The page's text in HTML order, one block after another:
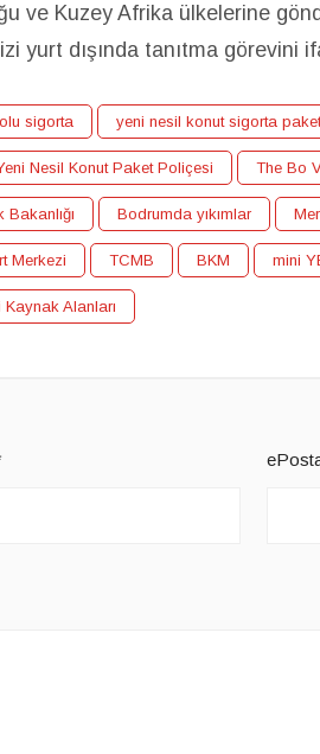
ve Kuzey Afrika ülkelerine
yurt dışında tanıtma görevini
sigorta yeni nesil konut sigorta
Nesil Konut Paket Poliçesi The Bo
Bodrumda yıkımlar
Merkezi TCMB BKM mini
Alanları